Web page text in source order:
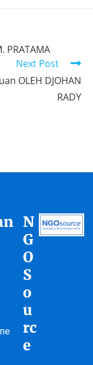
PRATAMA
Next Post
OLEH DJOHAN
RADY
N
G
O
S
o
u
rc
e